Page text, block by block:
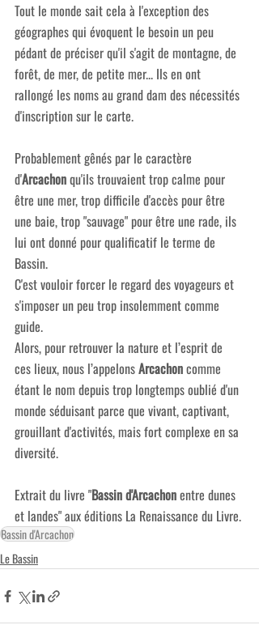
Tout le monde sait cela à l'exception des
géographes qui évoquent le besoin un peu
pédant de préciser qu'il s'agit de montagne, de
forêt, de mer, de petite mer... Ils en ont
rallongé les noms au grand dam des nécessités
d'inscription sur le carte.
Probablement gênés par le caractère
d'Arcachon qu'ils trouvaient trop calme pour
être une mer, trop difficile d'accès pour être
une baie, trop "sauvage" pour être une rade, ils
lui ont donné pour qualificatif le terme de
Bassin.
C'est vouloir forcer le regard des voyageurs et
s'imposer un peu trop insolemment comme
guide.
Alors, pour retrouver la nature et l’esprit de
ces lieux, nous l’appelons Arcachon comme
étant le nom depuis trop longtemps oublié d'un
monde séduisant parce que vivant, captivant,
grouillant d'activités, mais fort complexe en sa
diversité.
Extrait du livre "Bassin d'Arcachon entre dunes
et landes" aux éditions La Renaissance du Livre.
Bassin d'Arcachon
Le Bassin